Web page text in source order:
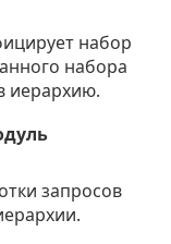
набор
набора
иерархию.
запросов